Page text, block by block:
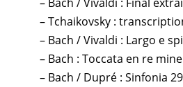
– Tchaikovsky :
– Bach / Vivaldi : Largo e
– Bach : Toccata en re
– Bach / Dupré : Sinfonia 29